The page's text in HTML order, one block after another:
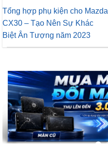
Tổng hợp phụ kiện cho Mazda
CX30 – Tạo Nên Sự Khác
Biệt Ân Tượng năm 2023